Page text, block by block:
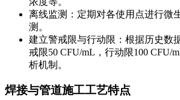
离线监测：定期对各使用点进行微
测。
建立警戒限与行动限：根据历史数
戒限50 CFU/mL，行动限100 CFU/
析机制。
焊接与管道施工工艺特点